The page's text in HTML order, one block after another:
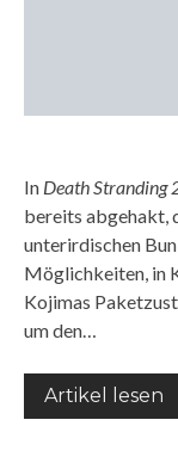
In Death Stranding
bereits abgehakt,
unterirdischen
Möglichkeiten, in
Kojimas
um den…
Artikel lesen